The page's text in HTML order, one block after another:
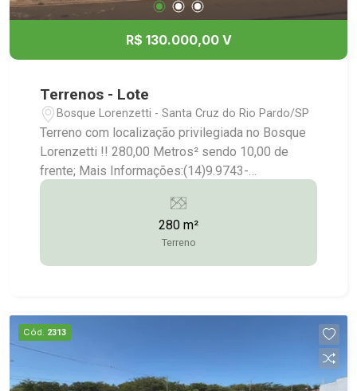
R$ 130.000,00 V
Terrenos - Lote
Bosque Lorenzetti - Santa Cruz do Rio Pardo/SP
Terreno com localização privilegiada no Bosque
Lorenzetti !! 280,00 Metros² sendo 10,00 de
frente; Mais Informações:(14)9.9743-
9789/9.9613-5228/3372-2528
280 m²
Terreno
Cód. 2313